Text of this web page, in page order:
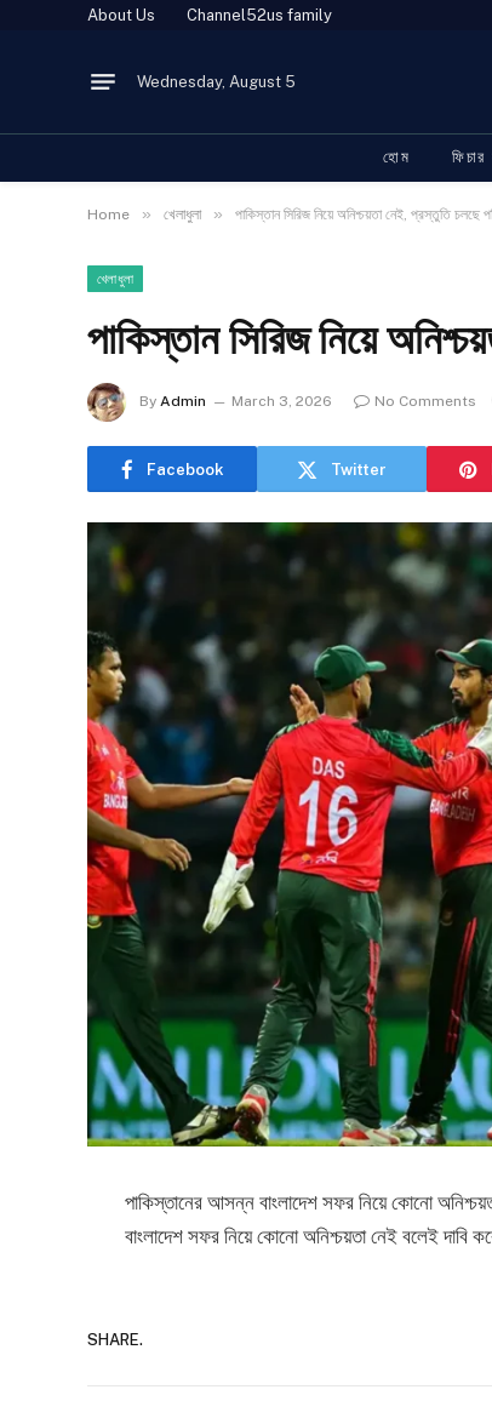
About Us Channel52us family
Wednesday, August 5
হোম ফিচার
Home » খেলাধুলা » পাকিস্তান সিরিজ নিয়ে অনিশ্চয়তা নেই, প্রস্তুতি চলছে
খেলাধুলা
পাকিস্তান সিরিজ নিয়ে
By Admin March 3, 2026 No Comments
Facebook Twitter
পাকিস্তানের আসন্ন বাংলাদেশ সফর নিয়ে কোনো
বাংলাদেশ সফর নিয়ে কোনো অনিশ্চয়তা নেই বলেই দাবি
SHARE.